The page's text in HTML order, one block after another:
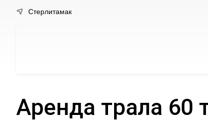
Стерлитамак
Аренда трала 60